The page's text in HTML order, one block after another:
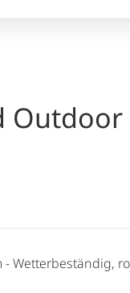
Outdoor
- Wetterbeständig,